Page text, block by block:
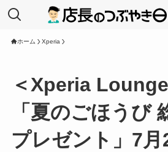
ホーム Xperia
＜Xperia
「夏のごほうび
プレゼント」7月